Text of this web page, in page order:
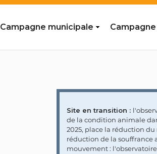
Campagne municipale
Site en transition :
de la condition animale
2025, place la réduction
réduction de la
mouvement :